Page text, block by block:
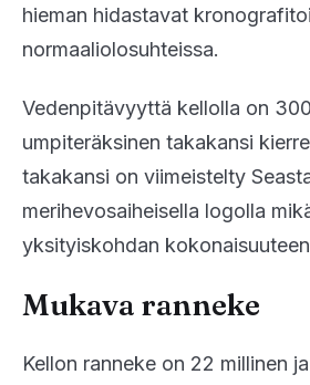
hieman hidastavat
normaaliolosuhteissa.
Vedenpitävyyttä kellolla on
umpiteräksinen takakansi
takakansi on viimeistelty
merihevosaiheisella logolla
yksityiskohdan
Mukava ranneke
Kellon ranneke on 22 millinen